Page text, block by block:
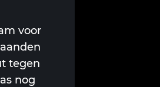
voor
tegen
nog